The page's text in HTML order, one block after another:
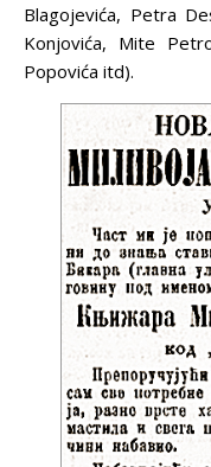
Blagojevića, Petra
Konjovića, Mite
Popovića itd).